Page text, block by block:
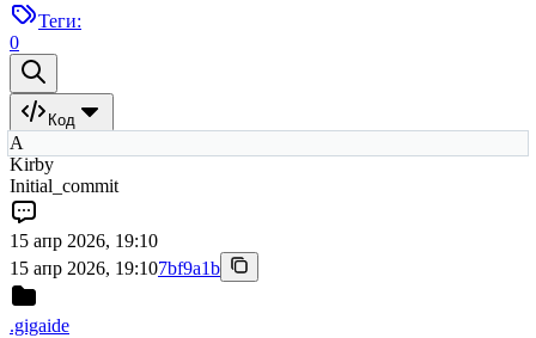
Теги:
0
Код
A
Kirby
Initial_commit
15 апр 2026, 19:10
15 апр 2026, 19:107bf9a1b
.gigaide